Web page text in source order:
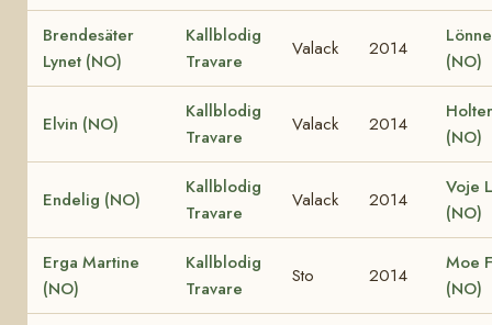
Brendesäter
Lynet (NO)
Kallblodig
Travare
Valack 2014
(NO)
Elvin (NO)
Kallblodig
Travare
Valack 2014
(NO)
Endelig (NO)
Kallblodig
Travare
Valack 2014
Voje
(NO)
Erga Martine
(NO)
Kallblodig
Travare
Sto 2014
Moe
(NO)